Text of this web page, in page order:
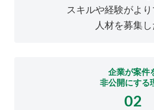
スキルや経験がよ
人材を募集
企業が案件
非公開にする
02